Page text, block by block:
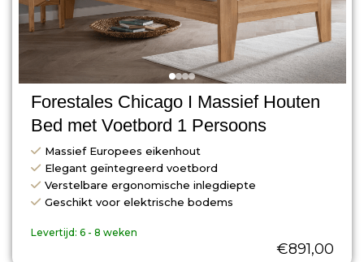
Forestales Chicago I Massief Houten
Bed met Voetbord 1 Persoons
Massief Europees eikenhout
Elegant geïntegreerd voetbord
Verstelbare ergonomische inlegdiepte
Geschikt voor elektrische bodems
€891,00
Levertijd: 6 - 8 weken